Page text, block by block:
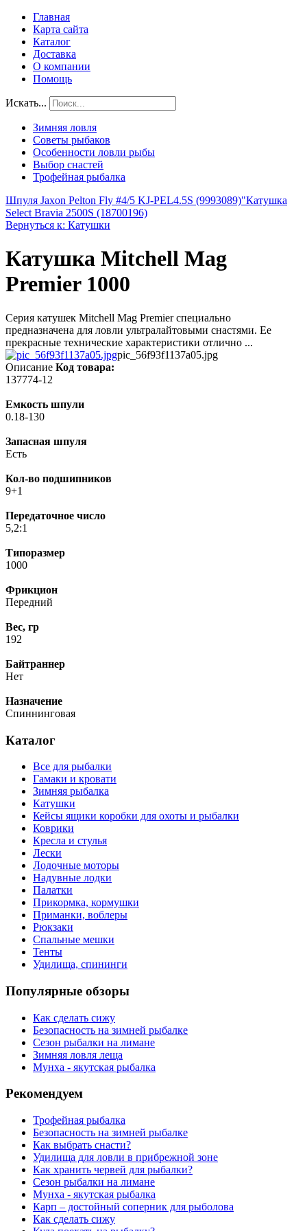
Главная
Карта сайта
Каталог
Доставка
О компании
Помощь
Искать...
Зимняя ловля
Советы рыбаков
Особенности ловли рыбы
Выбор снастей
Трофейная рыбалка
Шпуля Jaxon Pelton Fly #4/5 KJ-PEL4.5S (9993089)"Катушка
Select Bravia 2500S (18700196)
Вернуться к: Катушки
Катушка Mitchell Mag
Premier 1000
Серия катушек Mitchell Mag Premier специально
предназначена для ловли ультралайтовыми снастями. Ее
прекрасные технические характеристики отлично ...
pic_56f93f1137a05.jpg
Описание Код товара:
137774-12
Емкость шпули
0.18-130
Запасная шпуля
Есть
Кол-во подшипников
9+1
Передаточное число
5,2:1
Типоразмер
1000
Фрикцион
Передний
Вес, гр
192
Байтраннер
Нет
Назначение
Спиннинговая
Каталог
Все для рыбалки
Гамаки и кровати
Зимняя рыбалка
Катушки
Кейсы ящики коробки для охоты и рыбалки
Коврики
Кресла и стулья
Лески
Лодочные моторы
Надувные лодки
Палатки
Прикормка, кормушки
Приманки, воблеры
Рюкзаки
Спальные мешки
Тенты
Удилища, спининги
Популярные обзоры
Как сделать сижу
Безопасность на зимней рыбалке
Сезон рыбалки на лимане
Зимняя ловля леща
Мунха - якутская рыбалка
Рекомендуем
Трофейная рыбалка
Безопасность на зимней рыбалке
Как выбрать снасти?
Удилища для ловли в прибрежной зоне
Как хранить червей для рыбалки?
Сезон рыбалки на лимане
Мунха - якутская рыбалка
Карп – достойный соперник для рыболова
Как сделать сижу